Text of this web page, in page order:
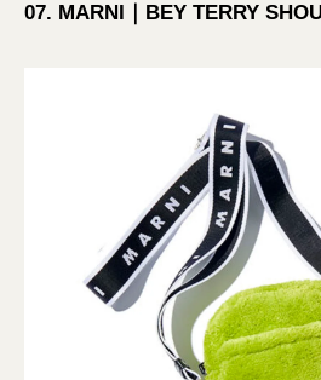
07. MARNI｜BEY TERRY